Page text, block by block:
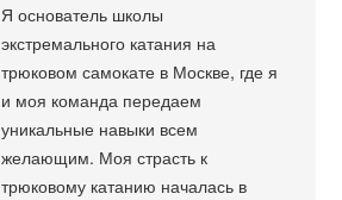
Я основатель школы
экстремального катания на
трюковом самокате в Москве, где я
и моя команда передаем
уникальные навыки всем
желающим. Моя страсть к
трюковому катанию началась в